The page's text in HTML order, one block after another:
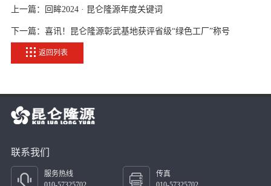
上一篇：回眸2024 · 昆仑隆源年度关键词
下一篇：喜讯！昆仑隆源彰武基地获评省级“绿色工厂”称号
返回列表
联系我们
服务热线
传真